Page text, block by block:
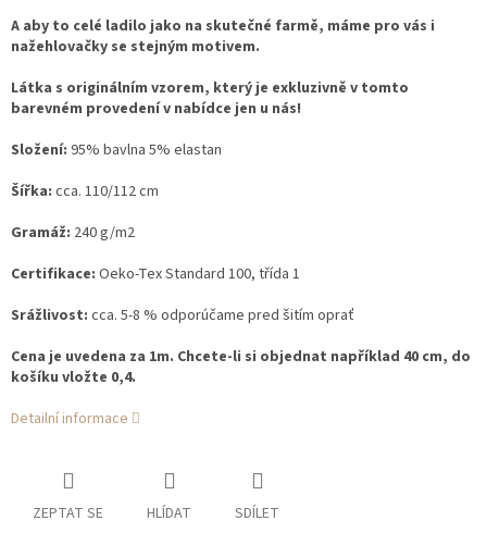
A aby to celé ladilo jako na skutečné farmě, máme pro vás i
nažehlovačky se stejným motivem.
Látka s originálním vzorem, který je exkluzivně v tomto
barevném provedení v nabídce jen u nás!
Složení: 95% bavlna 5% elastan
Šířka: cca. 110/112 cm
Gramáž: 240 g/m2
Certifikace: Oeko-Tex Standard 100, třída 1
Srážlivost: cca. 5-8 % odporúčame pred šitím oprať
Cena je uvedena za 1m. Chcete-li si objednat například 40 cm, do
košíku vložte 0,4.
Detailní informace
ZEPTAT SE HLÍDAT SDÍLET